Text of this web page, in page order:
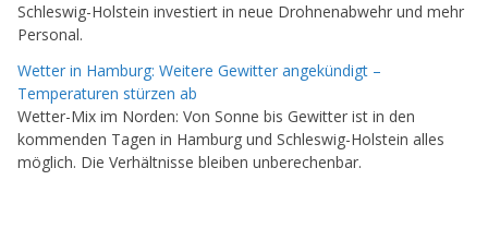
Schleswig-Holstein investiert in neue Drohnenabwehr und mehr
Personal.
Wetter in Hamburg: Weitere Gewitter angekündigt –
Temperaturen stürzen ab
Wetter-Mix im Norden: Von Sonne bis Gewitter ist in den
kommenden Tagen in Hamburg und Schleswig-Holstein alles
möglich. Die Verhältnisse bleiben unberechenbar.